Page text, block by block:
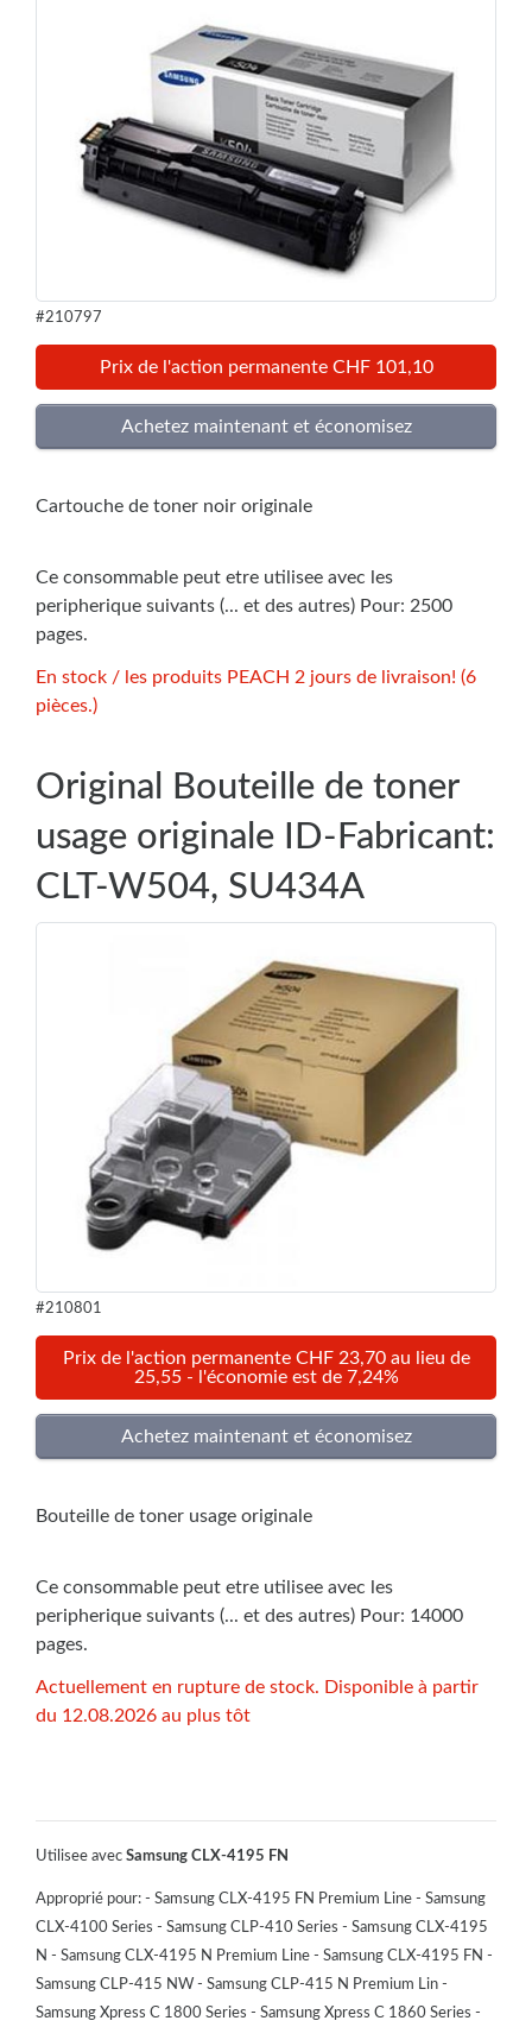
#210797
Prix de l'action permanente CHF 101,10
Cartouche de toner noir originale
Ce consommable peut etre utilisee avec les
peripherique suivants (... et des autres) Pour: 2500
pages.
En stock / les produits PEACH 2 jours de livraison! (6
pièces.)
Original Bouteille de toner
usage originale ID-Fabricant:
CLT-W504, SU434A
#210801
Prix de l'action permanente CHF 23,70 au lieu de
25,55 - l'économie est de 7,24%
Bouteille de toner usage originale
Ce consommable peut etre utilisee avec les
peripherique suivants (... et des autres) Pour: 14000
pages.
Actuellement en rupture de stock. Disponible à partir
du 12.08.2026 au plus tôt
Utilisee avec Samsung CLX-4195 FN
Approprié pour: - Samsung CLX-4195 FN Premium Line - Samsung
CLX-4100 Series - Samsung CLP-410 Series - Samsung CLX-4195
N - Samsung CLX-4195 N Premium Line - Samsung CLX-4195 FN -
Samsung CLP-415 NW - Samsung CLP-415 N Premium Lin -
Samsung Xpress C 1800 Series - Samsung Xpress C 1860 Series -